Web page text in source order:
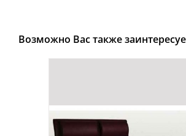
Возможно Вас также